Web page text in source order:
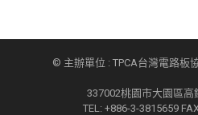
© 主辦單位 : TPCA台灣電路板
337002桃園市大園區高
TEL: +886-3-3815659